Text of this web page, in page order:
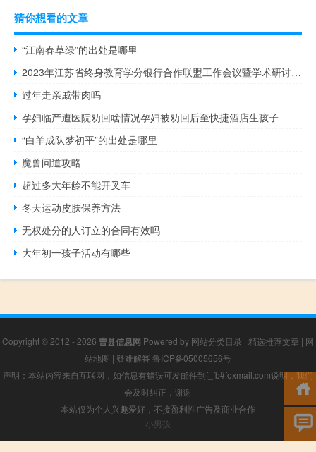
猜你想看的文章
“江南春草绿”的出处是哪里
2023年江苏省终身教育学分银行合作联盟工作会议暨学术研讨会在宁召开 到底什么情况嘞
过年走亲戚带肉吗
孕妇临产遭医院劝回啥情况孕妇被劝回后至快捷酒店生孩子
“白羊成队梦初平”的出处是哪里
魔兽问道攻略
超过多大年龄不能开叉车
冬天运动皮肤保养方法
无权处分的人订立的合同有效吗
大年初一孩子活动有哪些
Copyright © 2012 - 2026 曹县信息网 Powered by 网站分类目录 | 精选推荐文章 | 网
站地图 | 疑难解答 鲁ICP备05005656号
声明：本站内容来自互联网，如信息有错误可发邮件到f_fb#foxmail.com说明，我们
会及时纠正，谢谢
本站仅为个人兴趣爱好，不接盈利性广告及商业合作
小男孩